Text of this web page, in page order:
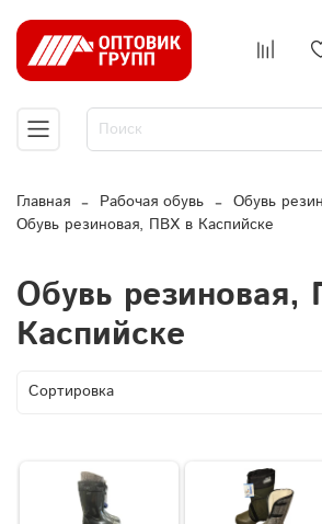
Главная Рабочая обувь
Обувь
Обувь резиновая, ПВХ в Каспийске
Обувь резиновая,
Каспийске